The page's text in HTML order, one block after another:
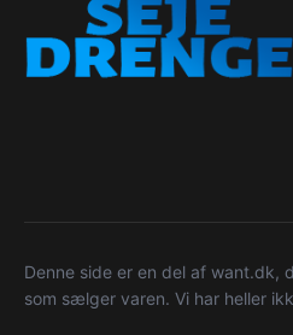
Denne side er en del af
som sælger varen. Vi har heller